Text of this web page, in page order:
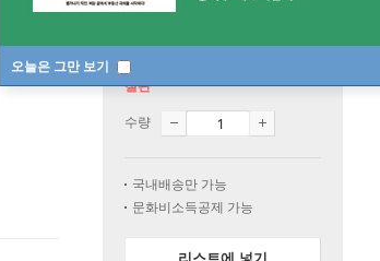
오늘은 그만 보기
절판
수량
국내배송만 가능
문화비소득공제 가능